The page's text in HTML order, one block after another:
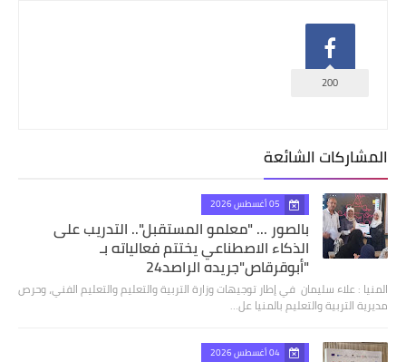
200
المشاركات الشائعة
05 أغسطس 2026
بالصور ... "معلمو المستقبل".. التدريب على
الذكاء الاصطناعي يختتم فعالياته بـ
"أبوقرقاص"جريده الراصد24
المنيا : علاء سليمان في إطار توجيهات وزارة التربية والتعليم والتعليم الفني، وحرص
مديرية التربية والتعليم بالمنيا عل…
04 أغسطس 2026